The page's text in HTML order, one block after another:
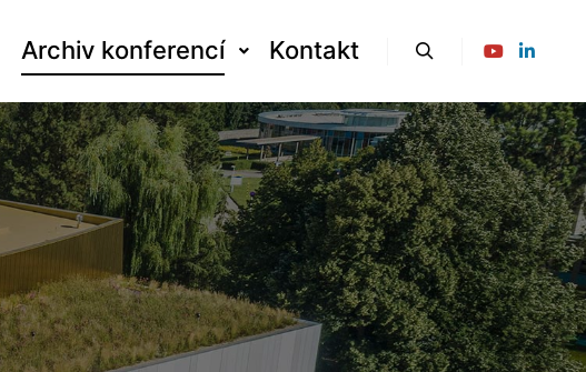
Archiv konferencí Kontakt